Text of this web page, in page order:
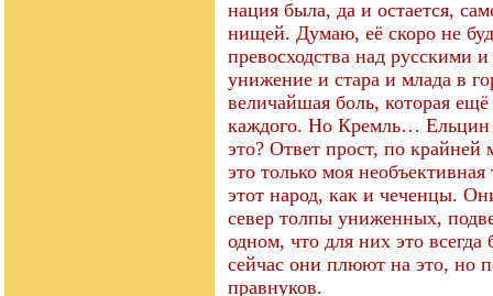
нация была, да и остается,
нищей. Думаю, её скоро не
превосходства над русскими
унижение и стара и млада в
величайшая боль, которая ещё
каждого. Но Кремль…
это? Ответ прост, по
это только моя
этот народ, как и чеченцы.
север толпы униженных,
одном, что для них это
сейчас они плюют на это, но
правнуков.